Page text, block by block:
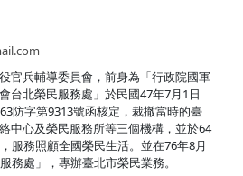
官兵輔導委員會，前身為「行政院國軍
台北榮民服務處」於民國47年7月1日
防字第9313號函核定，裁撤當時的臺
中心及榮民服務所等三個機構，並於64
服務照顧全國榮民生活。並在76年8月
務處」，專辦臺北市榮民業務。